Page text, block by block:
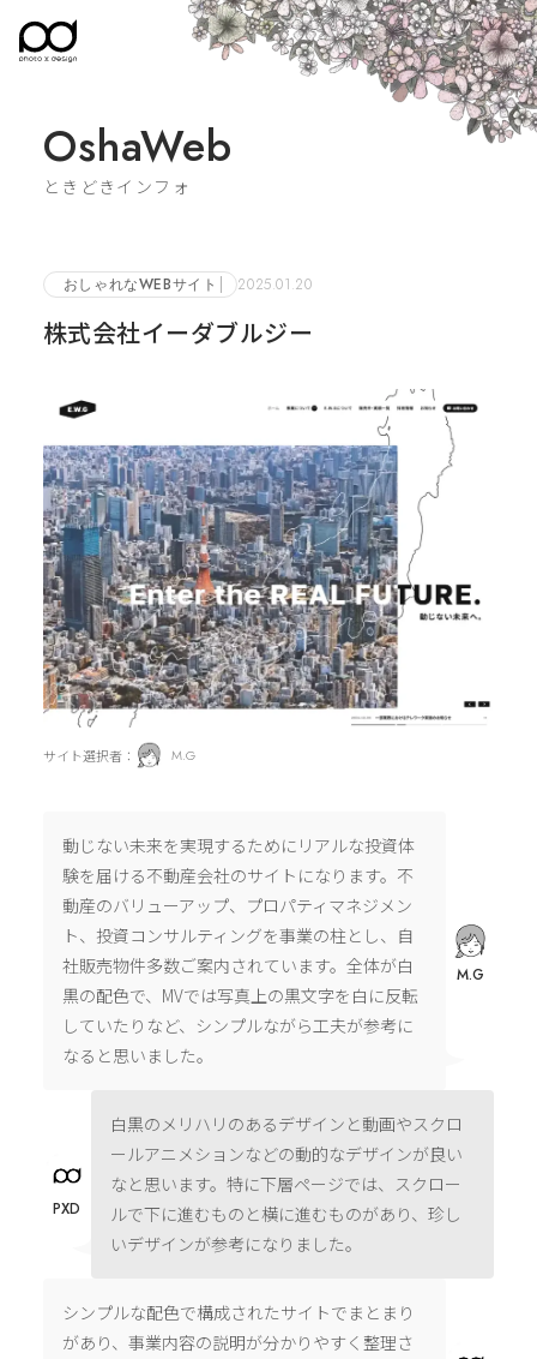
OshaWeb
ときどきインフォ
おしゃれなWEBサイト 2025.01.20
株式会社イーダブルジー
サイト選択者： M.G
動じない未来を実現するためにリアルな投資体
験を届ける不動産会社のサイトになります。不
動産のバリューアップ、プロパティマネジメン
ト、投資コンサルティングを事業の柱とし、自
社販売物件多数ご案内されています。全体が白
黒の配色で、MVでは写真上の黒文字を白に反転
していたりなど、シンプルながら工夫が参考に
なると思いました。
M.G
白黒のメリハリのあるデザインと動画やスクロ
ールアニメションなどの動的なデザインが良い
なと思います。特に下層ページでは、スクロー
ルで下に進むものと横に進むものがあり、珍し
いデザインが参考になりました。
PXD
シンプルな配色で構成されたサイトでまとまり
があり、事業内容の説明が分かりやすく整理さ